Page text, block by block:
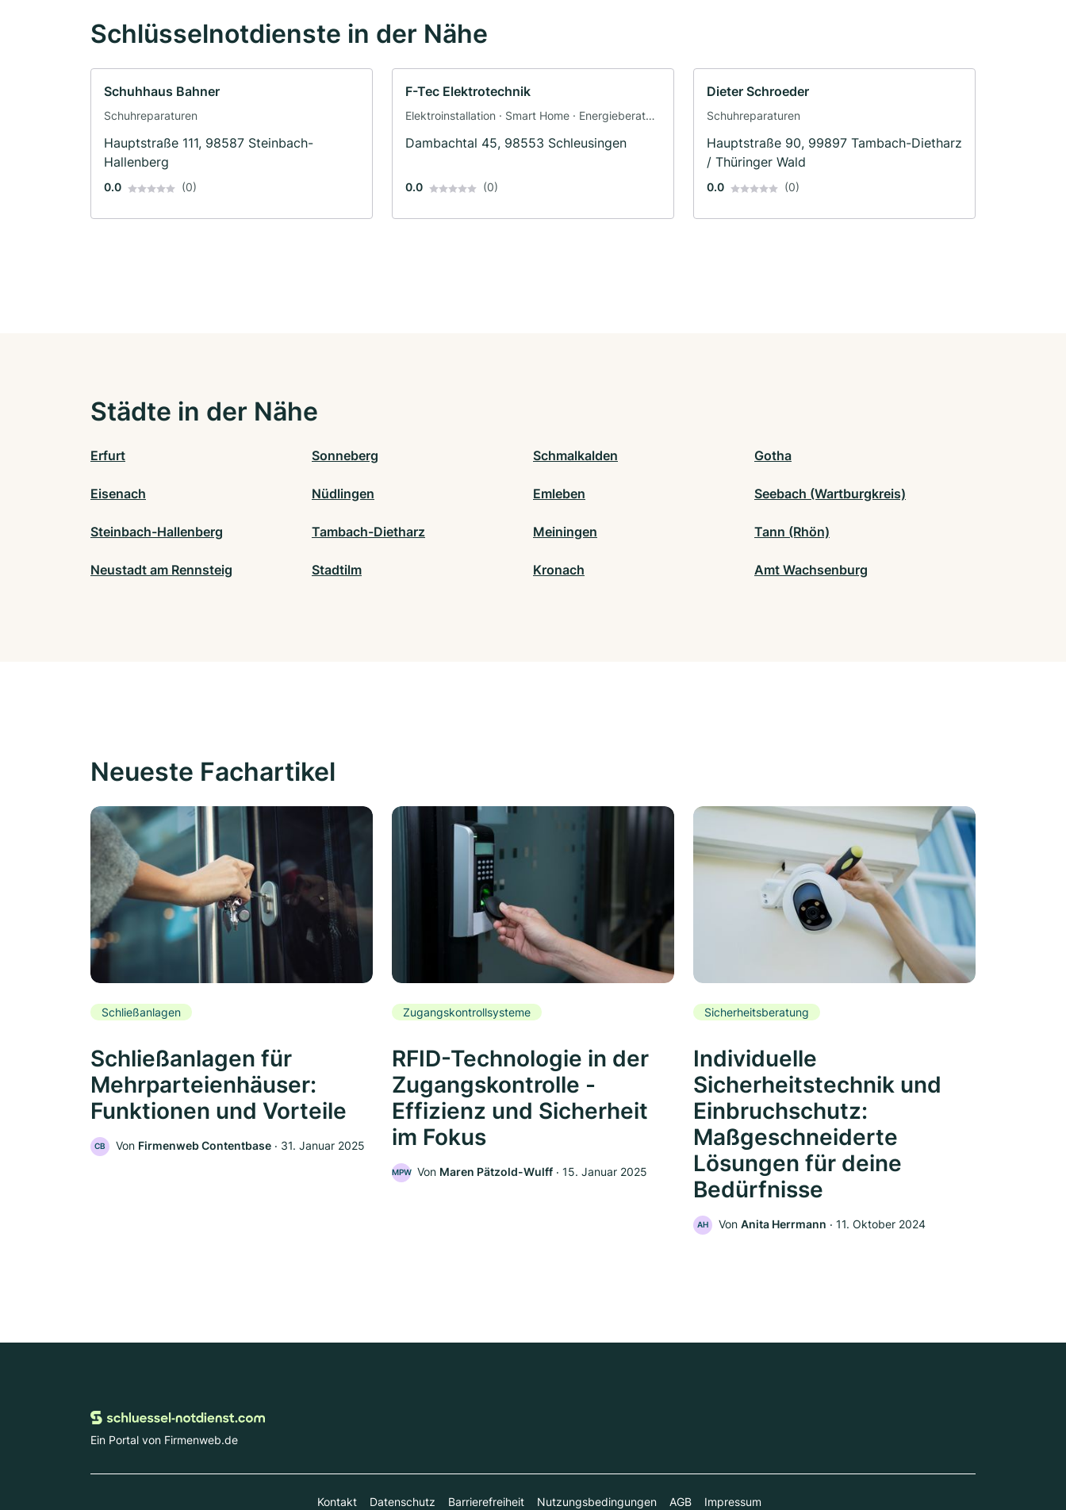
Schlüsselnotdienste in der Nähe
Schuhhaus Bahner
Schuhreparaturen
Hauptstraße 111, 98587 Steinbach-
Hallenberg
0.0 (0)
F-Tec Elektrotechnik
Elektroinstallation · Smart Home · Energieberater
Veranstaltungstechnik
Dambachtal 45, 98553 Schleusingen
0.0 (0)
Dieter Schroeder
Schuhreparaturen
Hauptstraße 90, 99897 Tambach-Dietharz
/ Thüringer Wald
0.0 (0)
Städte in der Nähe
Erfurt Sonneberg Schmalkalden Gotha
Eisenach Nüdlingen Emleben Seebach (Wartburgkreis)
Steinbach-Hallenberg Tambach-Dietharz Meiningen Tann (Rhön)
Neustadt am Rennsteig Stadtilm Kronach Amt Wachsenburg
Neueste Fachartikel
Schließanlagen
Schließanlagen für
Mehrparteienhäuser:
Funktionen und Vorteile
CB Von Firmenweb Contentbase ‧ 31. Januar 2025
Zugangskontrollsysteme
RFID-Technologie in der
Zugangskontrolle -
Effizienz und Sicherheit
im Fokus
MPW Von Maren Pätzold-Wulff ‧ 15. Januar 2025
Sicherheitsberatung
Individuelle
Sicherheitstechnik und
Einbruchschutz:
Maßgeschneiderte
Lösungen für deine
Bedürfnisse
AH Von Anita Herrmann ‧ 11. Oktober 2024
Ein Portal von Firmenweb.de
Kontakt Datenschutz Barrierefreiheit Nutzungsbedingungen AGB Impressum